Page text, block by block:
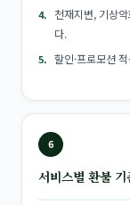
천재지변, 기상
다.
할인·프로모션
6
서비스별 환불 기